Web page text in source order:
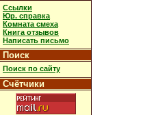
Ссылки
Юр. справка
Комната смеха
Книга отзывов
Написать письмо
Поиск
Поиск по сайту
Счётчики